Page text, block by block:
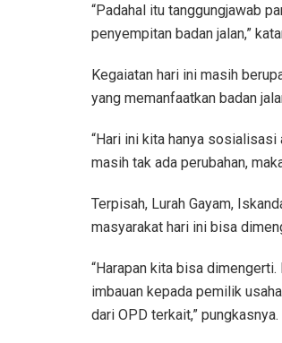
“Padahal itu tanggungjawab
penyempitan badan jalan,”
Kegaiatan hari ini masih
yang memanfaatkan badan
“Hari ini kita hanya sosialisasi
masih tak ada perubahan,
Terpisah, Lurah Gayam,
masyarakat hari ini bisa
“Harapan kita bisa
imbauan kepada pemilik
dari OPD terkait,” pungkasnya.